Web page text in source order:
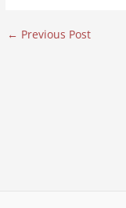
← Previous Post